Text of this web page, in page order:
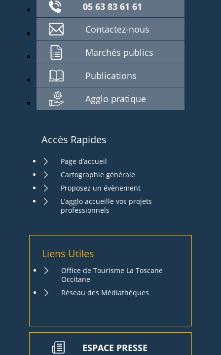
05 63 83 61 61
Contactez-nous
Marchés publics
Publications
Agglo pratique
Accès Rapides
Page d’accueil
Cartographie générale
Proposez un évènement
L’agglo accueille vos projets
professionnels
Liens Utiles
Office de Tourisme La Toscane
Occitane
Réseau des Médiathèques
ESPACE PRESSE